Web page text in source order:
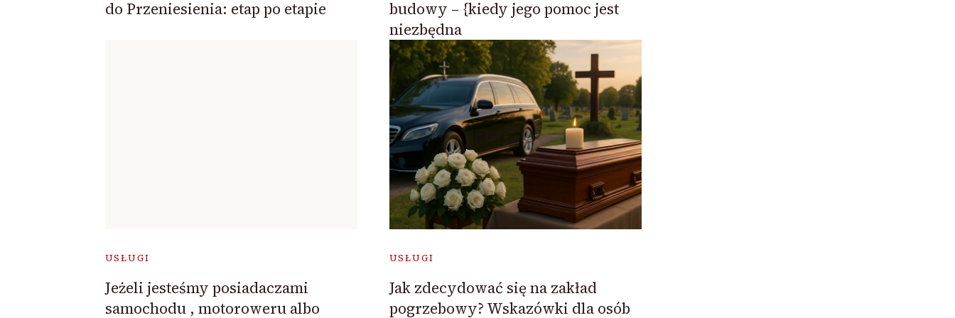
do Przeniesienia: etap po etapie
budowy – {kiedy jego pomoc jest
niezbędna
USŁUGI
Jeżeli jesteśmy posiadaczami
samochodu , motoroweru albo
USŁUGI
Jak zdecydować się na zakład
pogrzebowy? Wskazówki dla osób